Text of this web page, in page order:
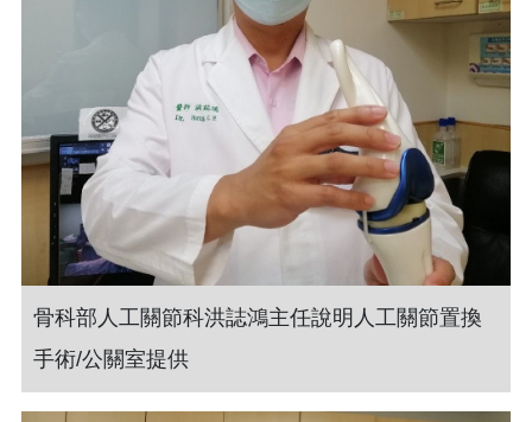
骨科部人工關節科洪誌鴻主任說明人工關節置換
手術/公關室提供